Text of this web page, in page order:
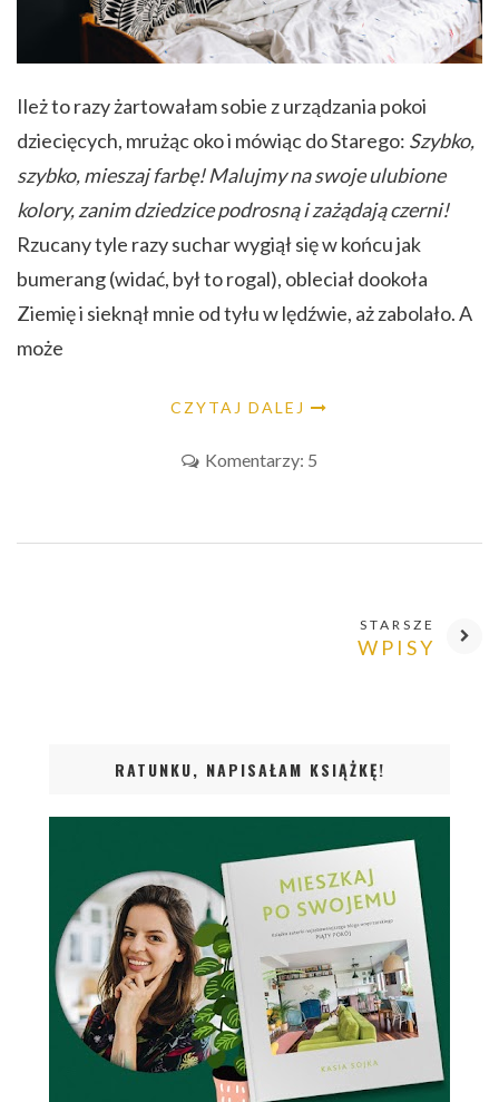
Ileż to razy żartowałam sobie z urządzania pokoi
dziecięcych, mrużąc oko i mówiąc do Starego: Szybko,
szybko, mieszaj farbę! Malujmy na swoje ulubione
kolory, zanim dziedzice podrosną i zażądają czerni!
Rzucany tyle razy suchar wygiął się w końcu jak
bumerang (widać, był to rogal), obleciał dookoła
Ziemię i sieknął mnie od tyłu w lędźwie, aż zabolało. A
może
CZYTAJ DALEJ
Komentarzy: 5
STARSZE
WPISY
RATUNKU, NAPISAŁAM KSIĄŻKĘ!